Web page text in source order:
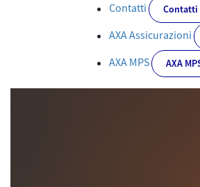
Contatti Contatti
AXA Assicurazioni
AXA MPS AXA